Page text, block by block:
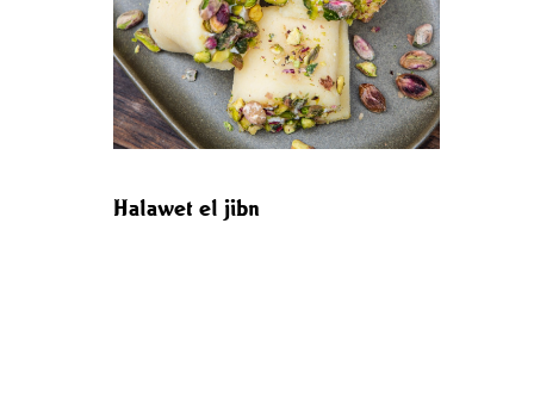
Halawet el jibn